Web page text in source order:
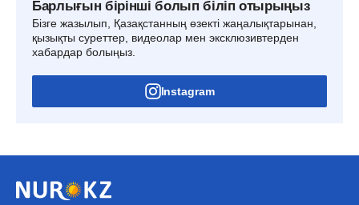
Барлығын бірінші болып біліп отырыңыз
Бізге жазылып, Қазақстанның өзекті жаңалықтарынан,
қызықты суреттер, видеолар мен эксклюзивтерден
хабардар болыңыз.
Instagram